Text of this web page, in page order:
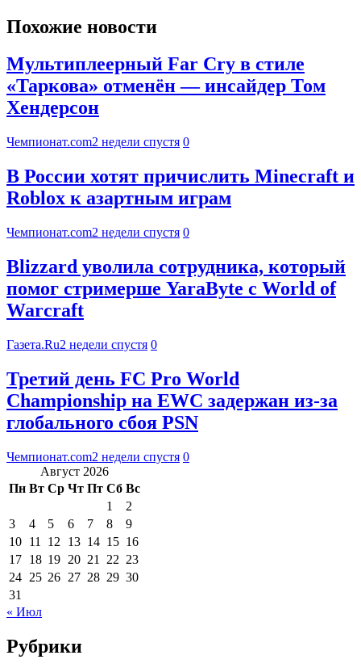
Похожие новости
Мультиплеерный Far Cry в стиле
«Таркова» отменён — инсайдер Том
Хендерсон
Чемпионат.com2 недели спустя 0
В России хотят причислить Minecraft и
Roblox к азартным играм
Чемпионат.com2 недели спустя 0
Blizzard уволила сотрудника, который
помог стримерше YaraByte с World of
Warcraft
Газета.Ru2 недели спустя 0
Третий день FC Pro World
Championship на EWC задержан из-за
глобального сбоя PSN
Чемпионат.com2 недели спустя 0
Август 2026
Пн Вт Ср Чт Пт Сб Вс
1
2
3
4 5 6 7 8
9
10 11 12 13 14 15 16
17 18 19 20 21 22 23
24 25 26 27 28 29 30
31
« Июл
Рубрики